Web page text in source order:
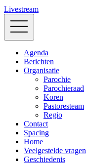
Livestream
Agenda
Berichten
Organisatie
Parochie
Parochieraad
Koren
Pastoresteam
Regio
Contact
Spacing
Home
Veelgestelde vragen
Geschiedenis